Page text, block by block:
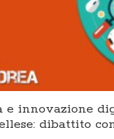
e innovazione
dibattito